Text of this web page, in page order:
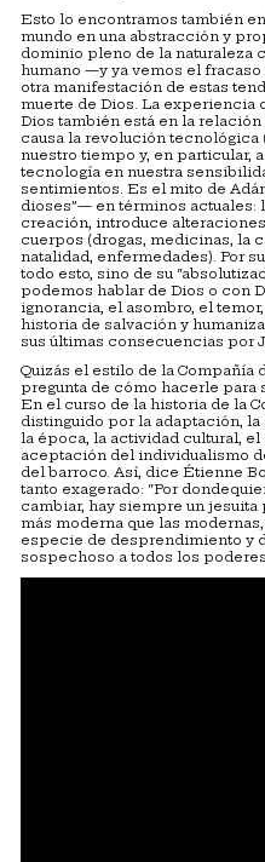
Esto lo encontramos también
mundo en una abstracción y
dominio pleno de la naturaleza
humano —y ya vemos el
otra manifestación de estas
muerte de Dios. La experiencia
Dios también está en la
causa la revolución tecnológica
nuestro tiempo y, en particular,
tecnología en nuestra
sentimientos. Es el mito de
dioses”— en términos actuales:
creación, introduce
cuerpos (drogas, medicinas, la
natalidad, enfermedades). Por
todo esto, sino de su
podemos hablar de Dios o con
ignorancia, el asombro, el
historia de salvación y
sus últimas consecuencias por
Quizás el estilo de la Compañía
pregunta de cómo hacerle para
En el curso de la historia de la
distinguido por la adaptación,
la época, la actividad cultural, el
aceptación del individualismo
del barroco. Así, dice Étienne
tanto exagerado: “Por
cambiar, hay siempre un jesuita
más moderna que las
especie de desprendimiento y
sospechoso a todos los